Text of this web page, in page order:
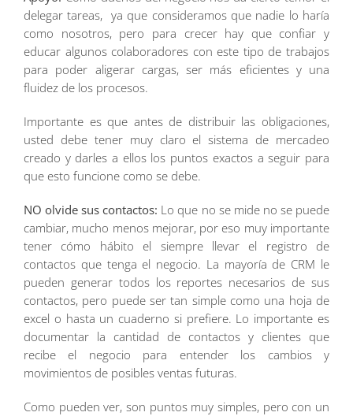
delegar tareas, ya que consideramos que nadie lo haría
como nosotros, pero para crecer hay que confiar y
educar algunos colaboradores con este tipo de trabajos
para poder aligerar cargas, ser más eficientes y una
fluidez de los procesos.
Importante es que antes de distribuir las obligaciones,
usted debe tener muy claro el sistema de mercadeo
creado y darles a ellos los puntos exactos a seguir para
que esto funcione como se debe.
NO olvide sus contactos: Lo que no se mide no se puede
cambiar, mucho menos mejorar, por eso muy importante
tener cómo hábito el siempre llevar el registro de
contactos que tenga el negocio. La mayoría de CRM le
pueden generar todos los reportes necesarios de sus
contactos, pero puede ser tan simple como una hoja de
excel o hasta un cuaderno si prefiere. Lo importante es
documentar la cantidad de contactos y clientes que
recibe el negocio para entender los cambios y
movimientos de posibles ventas futuras.
Como pueden ver, son puntos muy simples, pero con un